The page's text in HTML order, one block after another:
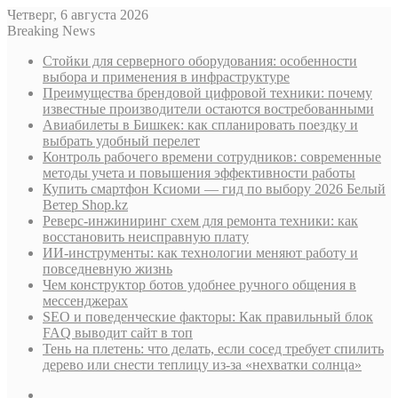
Четверг, 6 августа 2026
Breaking News
Стойки для серверного оборудования: особенности
выбора и применения в инфраструктуре
Преимущества брендовой цифровой техники: почему
известные производители остаются востребованными
Авиабилеты в Бишкек: как спланировать поездку и
выбрать удобный перелет
Контроль рабочего времени сотрудников: современные
методы учета и повышения эффективности работы
Купить смартфон Ксиоми — гид по выбору 2026 Белый
Ветер Shop.kz
Реверс-инжиниринг схем для ремонта техники: как
восстановить неисправную плату
ИИ-инструменты: как технологии меняют работу и
повседневную жизнь
Чем конструктор ботов удобнее ручного общения в
мессенджерах
SEO и поведенческие факторы: Как правильный блок
FAQ выводит сайт в топ
Тень на плетень: что делать, если сосед требует спилить
дерево или снести теплицу из-за «нехватки солнца»